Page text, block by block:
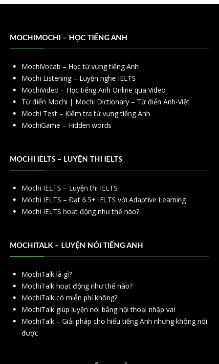
MOCHIMOCHI – HỌC TIẾNG ANH
MochiVocab – Học từ vựng tiếng Anh
Mochi Listening – Luyện nghe IELTS
MochiVideo – Học tiếng Anh Online qua Video
Từ điển Mochi | Mochi Dictionary – Từ điển Anh-Việt
Mochi Test – Kiểm tra từ vựng tiếng Anh
MochiGame – Hidden words
MOCHI IELTS – LUYỆN THI IELTS
Mochi IELTS – Luyện thi IELTS
Mochi IELTS – Đạt 6.5+ IELTS với Adaptive Learning
Mochi IELTS hoạt động như thế nào?
MOCHITALK – LUYỆN NÓI TIẾNG ANH
MochiTalk là gì?
MochiTalk hoạt động như thế nào?
MochiTalk có miễn phí không?
MochiTalk giúp luyện nói bằng hội thoại nhập vai
MochiTalk – Giải pháp cho hiểu tiếng Anh nhưng không nói
được